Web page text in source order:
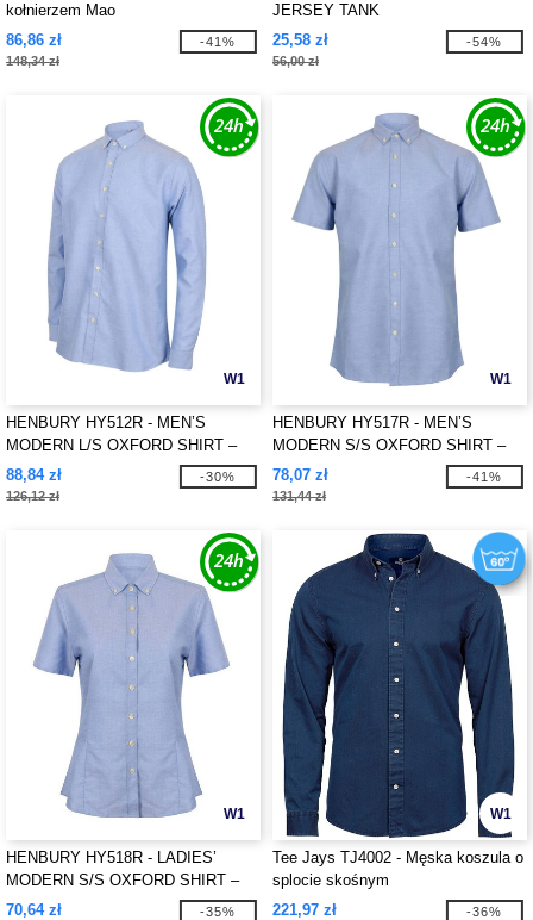
kołnierzem Mao
86,86 zł
148,34 zł
-41%
JERSEY TANK
25,58 zł
56,00 zł
-54%
W1
HENBURY HY512R - MEN’S
MODERN L/S OXFORD SHIRT –
REGULAR FIT
88,84 zł
126,12 zł
-30%
W1
HENBURY HY517R - MEN’S
MODERN S/S OXFORD SHIRT –
REGULAR FIT
78,07 zł
131,44 zł
-41%
W1
HENBURY HY518R - LADIES’
MODERN S/S OXFORD SHIRT –
REGULAR FIT
70,64 zł -35%
W1
Tee Jays TJ4002 - Męska koszula o
splocie skośnym
221,97 zł
-36%